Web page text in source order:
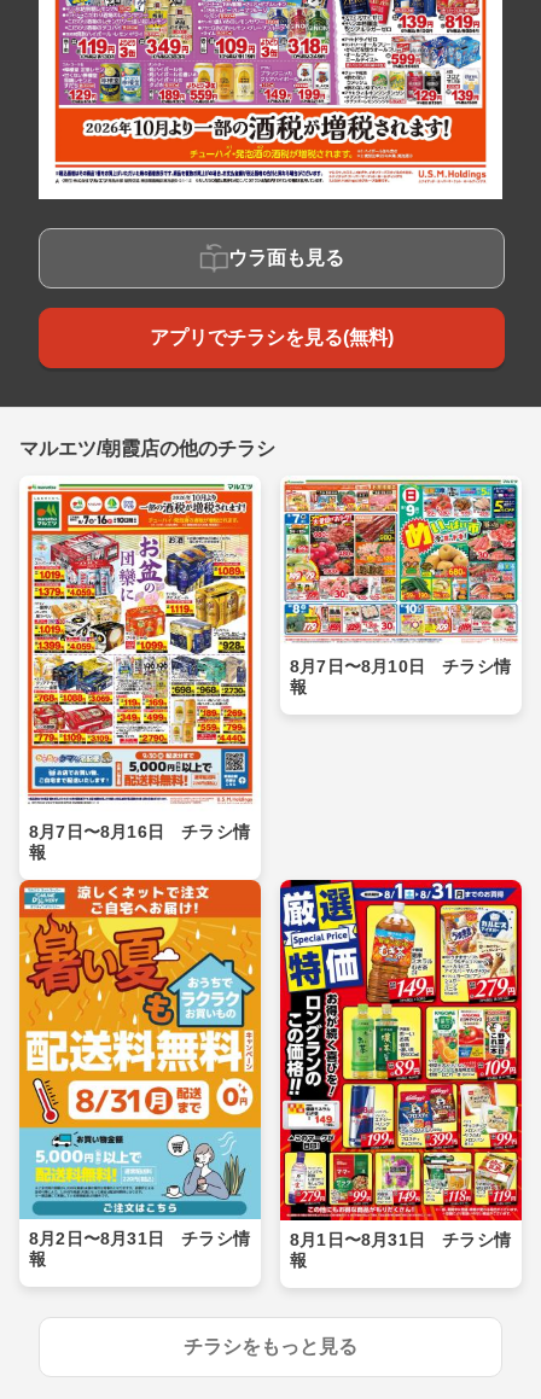
ウラ面も見る
アプリでチラシを見る(無料)
マルエツ/朝霞店の他のチラシ
8月7日〜8月16日 チラシ情
報
8月7日〜8月10日 チラシ情
報
8月2日〜8月31日 チラシ情
報
8月1日〜8月31日 チラシ情
報
チラシをもっと見る